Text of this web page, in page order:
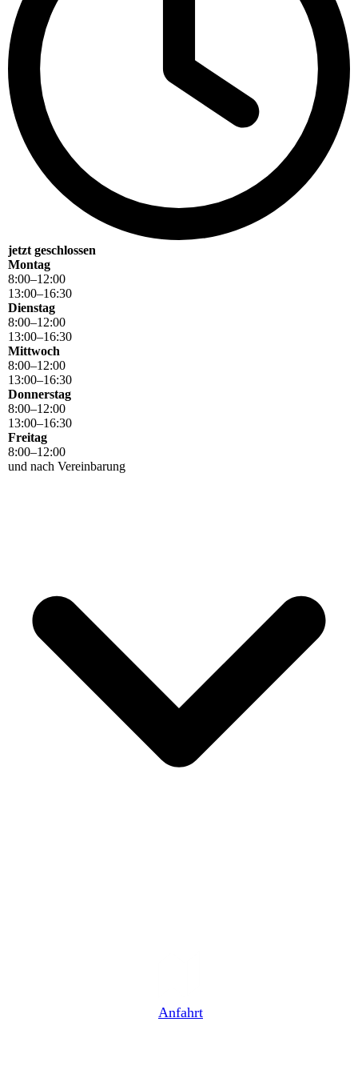
jetzt geschlossen
Montag
8:00–12:00
13:00–16:30
Dienstag
8:00–12:00
13:00–16:30
Mittwoch
8:00–12:00
13:00–16:30
Donnerstag
8:00–12:00
13:00–16:30
Freitag
8:00–12:00
und nach Vereinbarung
Anfahrt